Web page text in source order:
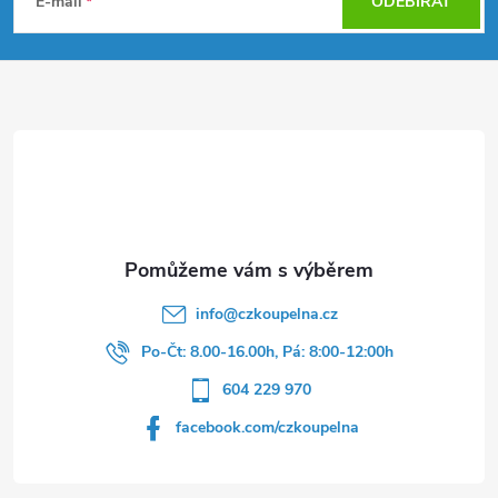
í
p
info@czkoupelna.cz
Po-Čt: 8.00-16.00h, Pá: 8:00-12:00h
604 229 970
facebook.com/czkoupelna